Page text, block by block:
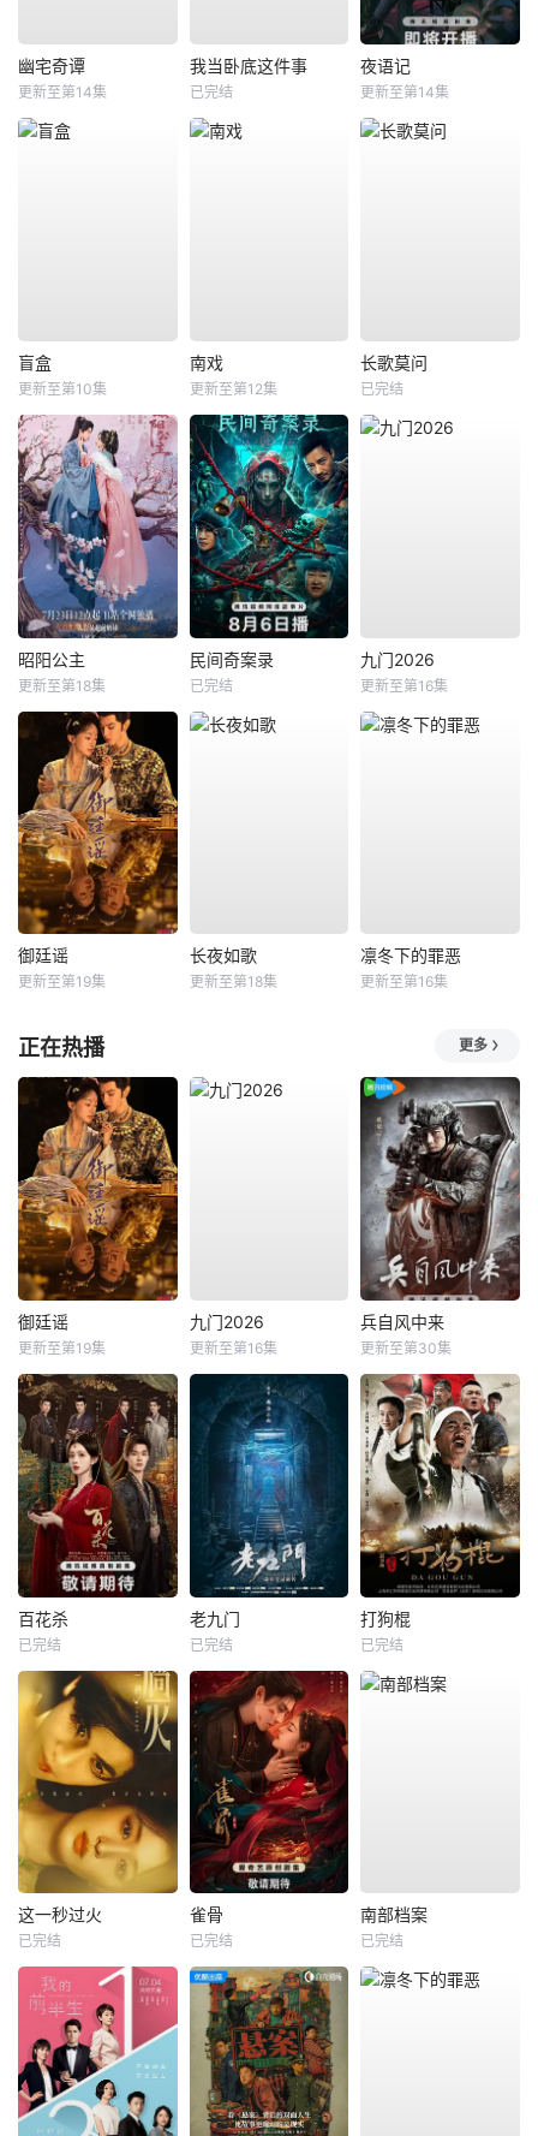
幽宅奇谭
更新至第14集
我当卧底这件事
已完结
夜语记
更新至第14集
盲盒
更新至第10集
南戏
更新至第12集
长歌莫问
已完结
昭阳公主
更新至第18集
民间奇案录
已完结
九门2026
更新至第16集
御廷谣
更新至第19集
长夜如歌
更新至第18集
凛冬下的罪恶
更新至第16集
正在热播 更多
御廷谣
更新至第19集
九门2026
更新至第16集
兵自风中来
更新至第30集
百花杀
已完结
老九门
已完结
打狗棍
已完结
这一秒过火
已完结
雀骨
已完结
南部档案
已完结